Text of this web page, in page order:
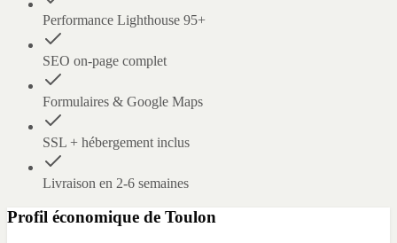
Performance Lighthouse 95+
SEO on-page complet
Formulaires & Google Maps
SSL + hébergement inclus
Livraison en 2-6 semaines
Profil économique de Toulon